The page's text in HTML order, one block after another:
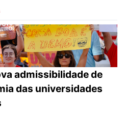
admissibilidade de
das universidades